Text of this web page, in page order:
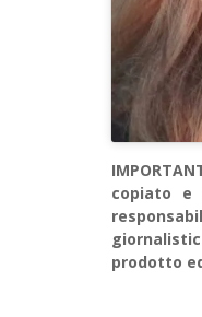
copiato e
prodotto